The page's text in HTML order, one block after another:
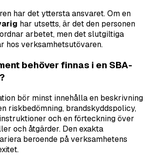
har det yttersta ansvaret. Om en
har utsetts, är det den personen
arbetet, men det slutgiltiga
hos verksamhetsutövaren.
behöver finnas i en SBA-
bör minst innehålla en beskrivning
riskbedömning, brandskyddspolicy,
och en förteckning över
och åtgärder. Den exakta
beroende på verksamhetens